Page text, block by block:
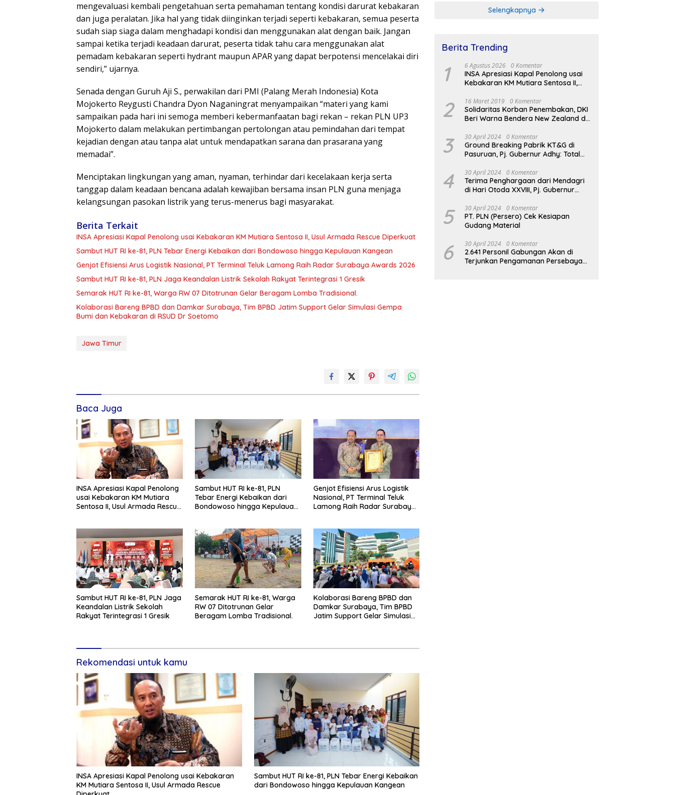
mengevaluasi kembali pengetahuan serta pemahaman tentang kondisi darurat kebakaran
dan juga peralatan. Jika hal yang tidak diinginkan terjadi seperti kebakaran, semua peserta
sudah siap siaga dalam menghadapi kondisi dan menggunakan alat dengan baik. Jangan
sampai ketika terjadi keadaan darurat, peserta tidak tahu cara menggunakan alat
pemadam kebakaran seperti hydrant maupun APAR yang dapat berpotensi mencelakai diri
sendiri,” ujarnya.
Senada dengan Guruh Aji S., perwakilan dari PMI (Palang Merah Indonesia) Kota
Mojokerto Reygusti Chandra Dyon Naganingrat menyampaikan “materi yang kami
sampaikan pada hari ini semoga memberi kebermanfaatan bagi rekan – rekan PLN UP3
Mojokerto dalam melakukan pertimbangan pertolongan atau pemindahan dari tempat
kejadian dengan atau tanpa alat untuk mendapatkan sarana dan prasarana yang
memadai”.
Menciptakan lingkungan yang aman, nyaman, terhindar dari kecelakaan kerja serta
tanggap dalam keadaan bencana adalah kewajiban bersama insan PLN guna menjaga
kelangsungan pasokan listrik yang terus-menerus bagi masyarakat.
Berita Terkait
INSA Apresiasi Kapal Penolong usai Kebakaran KM Mutiara Sentosa II, Usul Armada Rescue Diperkuat
Sambut HUT RI ke-81, PLN Tebar Energi Kebaikan dari Bondowoso hingga Kepulauan Kangean
Genjot Efisiensi Arus Logistik Nasional, PT Terminal Teluk Lamong Raih Radar Surabaya Awards 2026
Sambut HUT RI ke-81, PLN Jaga Keandalan Listrik Sekolah Rakyat Terintegrasi 1 Gresik
Semarak HUT RI ke-81, Warga RW 07 Ditotrunan Gelar Beragam Lomba Tradisional.
Kolaborasi Bareng BPBD dan Damkar Surabaya, Tim BPBD Jatim Support Gelar Simulasi Gempa
Bumi dan Kebakaran di RSUD Dr Soetomo
Jawa Timur
Baca Juga
INSA Apresiasi Kapal Penolong
usai Kebakaran KM Mutiara
Sentosa II, Usul Armada Rescue
Sambut HUT RI ke-81, PLN
Tebar Energi Kebaikan dari
Bondowoso hingga Kepulauan
Genjot Efisiensi Arus Logistik
Nasional, PT Terminal Teluk
Lamong Raih Radar Surabaya
Sambut HUT RI ke-81, PLN Jaga
Keandalan Listrik Sekolah
Rakyat Terintegrasi 1 Gresik
Semarak HUT RI ke-81, Warga
RW 07 Ditotrunan Gelar
Beragam Lomba Tradisional.
Kolaborasi Bareng BPBD dan
Damkar Surabaya, Tim BPBD
Jatim Support Gelar Simulasi
Rekomendasi untuk kamu
INSA Apresiasi Kapal Penolong usai Kebakaran
KM Mutiara Sentosa II, Usul Armada Rescue
Sambut HUT RI ke-81, PLN Tebar Energi Kebaikan
dari Bondowoso hingga Kepulauan Kangean
Selengkapnya
Berita Trending
1 6 Agustus 2026 0 Komentar
INSA Apresiasi Kapal Penolong usai
Kebakaran KM Mutiara Sentosa II,
2 16 Maret 2019 0 Komentar
Solidaritas Korban Penembakan, DKI
Beri Warna Bendera New Zealand di
3 30 April 2024 0 Komentar
Ground Breaking Pabrik KT&G di
Pasuruan, Pj. Gubernur Adhy: Total
Serap Ribuan Tenaga Kerja
4 30 April 2024 0 Komentar
Terima Penghargaan dari Mendagri
di Hari Otoda XXVIII, Pj. Gubernur
Reformasi Birokrasi Jadi Kunci
Keberhasilan Jatim
5 30 April 2024 0 Komentar
PT. PLN (Persero) Cek Kesiapan
Gudang Material
6 30 April 2024 0 Komentar
2.641 Personil Gabungan Akan di
Terjunkan Pengamanan Persebaya